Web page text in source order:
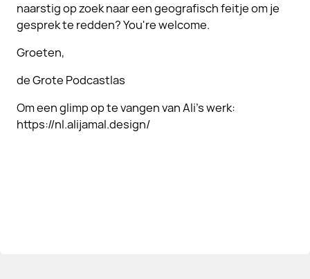
naarstig op zoek naar een geografisch feitje om je
gesprek te redden? You're welcome.
Groeten,
de Grote Podcastlas
Om een glimp op te vangen van Ali's werk:
https://nl.alijamal.design/